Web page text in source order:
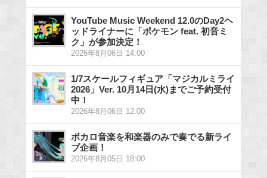
YouTube Music Weekend 12.0のDay2ヘ
ッドライナーに「ポケモン feat. 初音ミ
ク」が参加決定！
2026年8月06日 14:00
1/7スケールフィギュア「マジカルミライ
2026」Ver. 10月14日(水)までご予約受付
中！
2026年8月06日 12:00
ボカロ音楽を和楽器のみで奏でる新ライ
ブ企画！
2026年8月05日 18:00